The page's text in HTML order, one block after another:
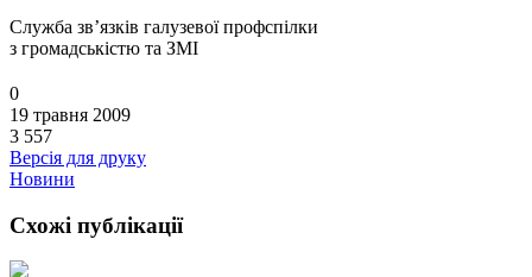
Служба зв’язків галузевої профспілки
з громадськістю та ЗМІ
0
19 травня 2009
3 557
Версія для друку
Новини
Схожі публікації